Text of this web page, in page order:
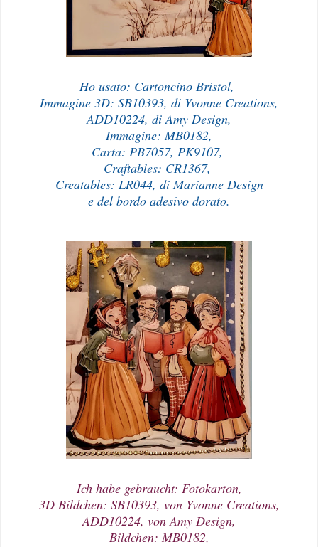
Ho usato: Cartoncino Bristol,
Immagine 3D: SB10393, di Yvonne Creations,
ADD10224, di Amy Design,
Immagine: MB0182,
Carta: PB7057, PK9107,
Craftables: CR1367,
Creatables: LR044, di Marianne Design
e del bordo adesivo dorato.
Ich habe gebraucht: Fotokarton,
3D Bildchen: SB10393, von Yvonne Creations,
ADD10224, von Amy Design,
Bildchen: MB0182,